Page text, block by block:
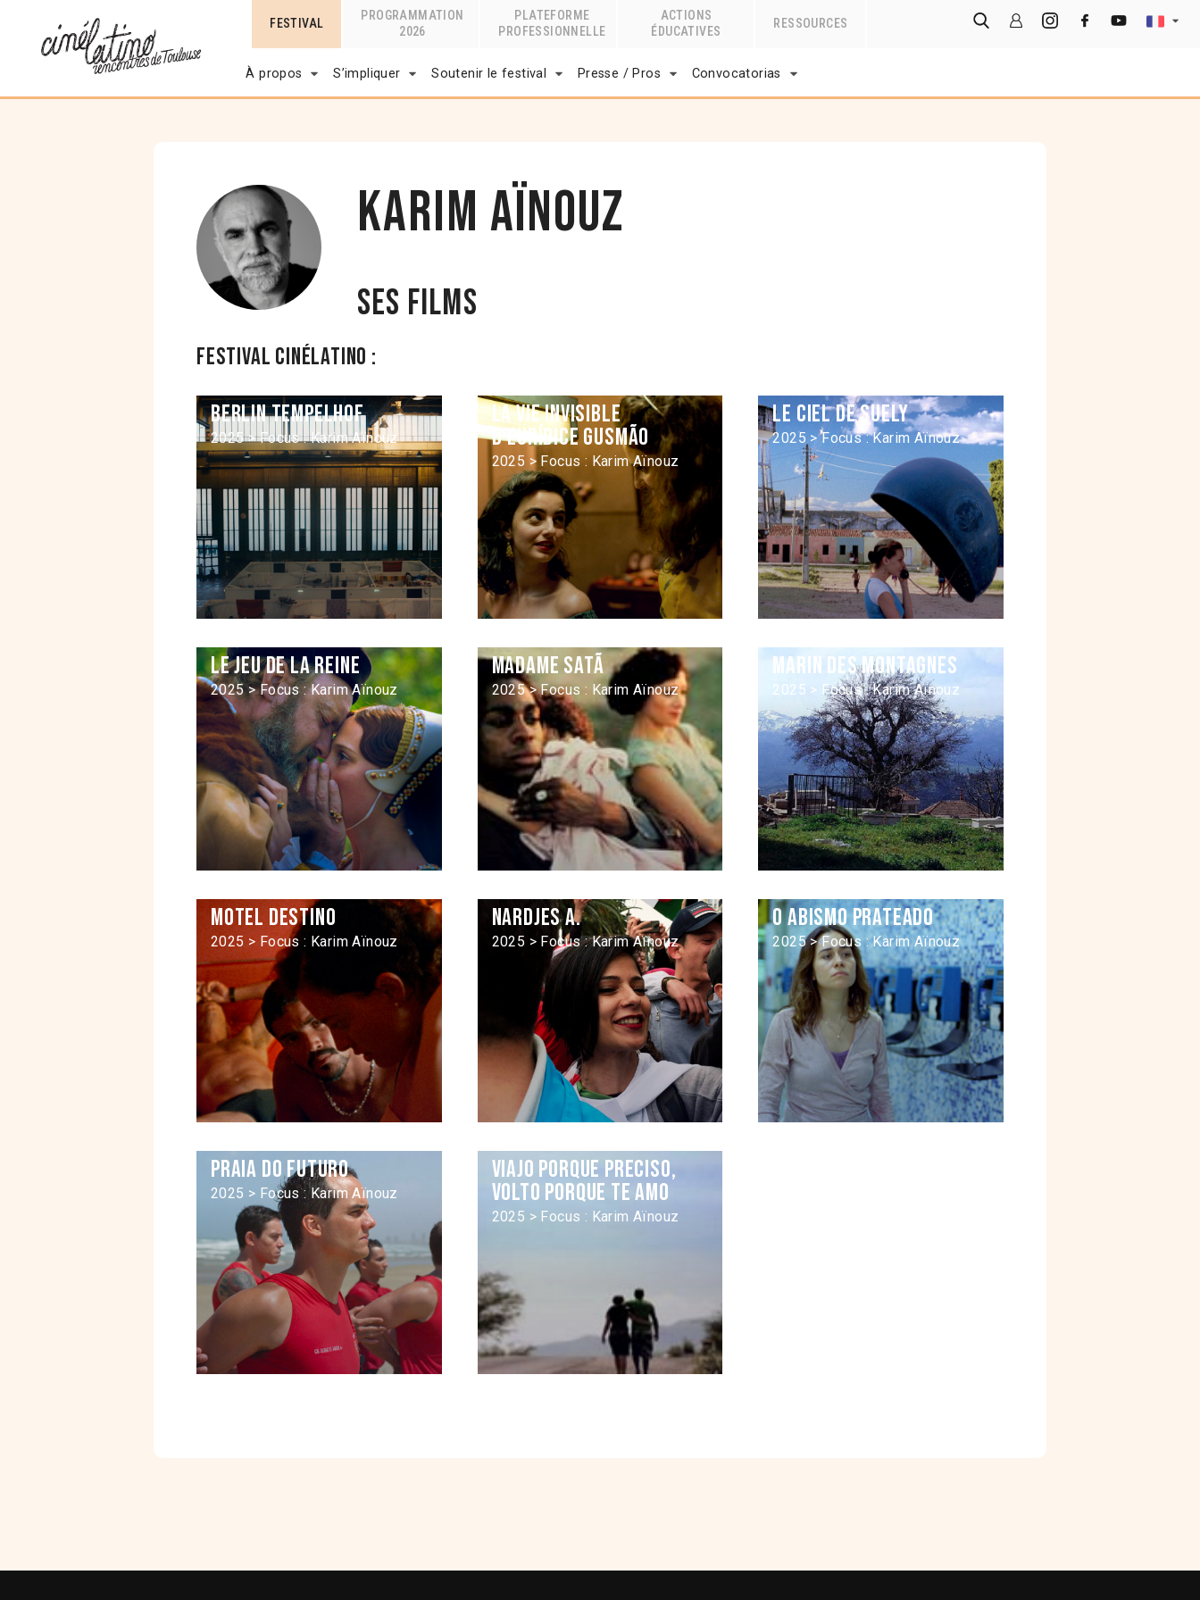
FESTIVAL
PROGRAMMATION
2026
PLATEFORME
PROFESSIONNELLE
ACTIONS
ÉDUCATIVES
RESSOURCES
À propos S’impliquer Soutenir le festival Presse / Pros Convocatorias
Karim Aïnouz
Ses films
Festival Cinélatino :
Berlin Tempelhof
2025 > Focus : Karim Aïnouz
La vie invisible
d’Eurídice Gusmão
2025 > Focus : Karim Aïnouz
Le ciel de Suely
2025 > Focus : Karim Aïnouz
Le jeu de la reine
2025 > Focus : Karim Aïnouz
Madame Satã
2025 > Focus : Karim Aïnouz
Marin des montagnes
2025 > Focus : Karim Aïnouz
Motel destino
2025 > Focus : Karim Aïnouz
Nardjes A.
2025 > Focus : Karim Aïnouz
O abismo prateado
2025 > Focus : Karim Aïnouz
Praia do Futuro
2025 > Focus : Karim Aïnouz
Viajo porque preciso,
volto porque te amo
2025 > Focus : Karim Aïnouz